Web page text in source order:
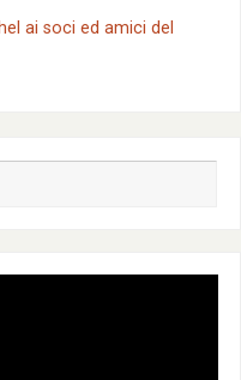
ai soci ed amici del